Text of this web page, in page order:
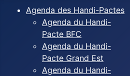
Agenda des Handi-Pactes
Agenda du Handi-
Pacte BFC
Agenda du Handi-
Pacte Grand Est
Agenda du Handi-